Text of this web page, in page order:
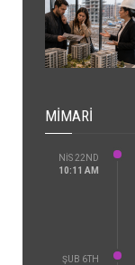
MIMARI
NIS 22ND
10:11 AM
ŞUB 6TH